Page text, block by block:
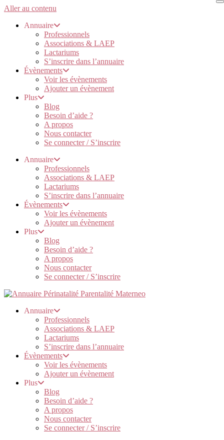
Aller au contenu
Annuaire
Professionnels
Associations & LAEP
Lactariums
S’inscrire dans l’annuaire
Évènements
Voir les évènements
Ajouter un évènement
Plus
Blog
Besoin d’aide ?
A propos
Nous contacter
Se connecter / S’inscrire
Annuaire
Professionnels
Associations & LAEP
Lactariums
S’inscrire dans l’annuaire
Évènements
Voir les évènements
Ajouter un évènement
Plus
Blog
Besoin d’aide ?
A propos
Nous contacter
Se connecter / S’inscrire
Annuaire
Professionnels
Associations & LAEP
Lactariums
S’inscrire dans l’annuaire
Évènements
Voir les évènements
Ajouter un évènement
Plus
Blog
Besoin d’aide ?
A propos
Nous contacter
Se connecter / S’inscrire